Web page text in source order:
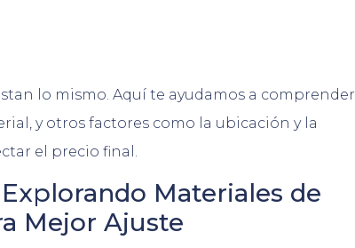
lo mismo. Aquí te ayudamos a comprender
y otros factores como la ubicación y la
el precio final.
Materiales de
Mejor Ajuste